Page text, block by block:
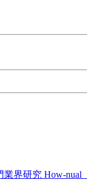
界研究 How‐nual